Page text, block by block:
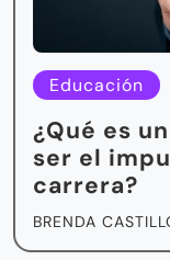
Educación
¿Qué es
ser el
carrera?
BRENDA